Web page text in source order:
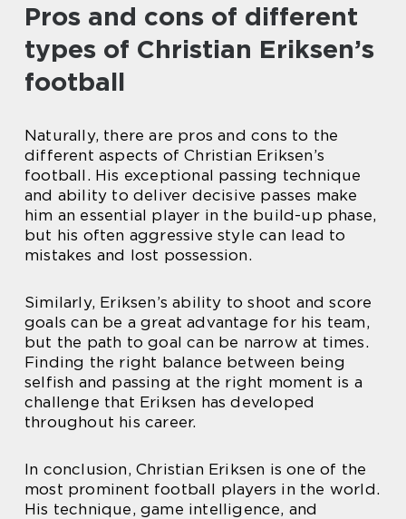
Pros and cons of different
types of Christian Eriksen’s
football
Naturally, there are pros and cons to the
different aspects of Christian Eriksen’s
football. His exceptional passing technique
and ability to deliver decisive passes make
him an essential player in the build-up phase,
but his often aggressive style can lead to
mistakes and lost possession.
Similarly, Eriksen’s ability to shoot and score
goals can be a great advantage for his team,
but the path to goal can be narrow at times.
Finding the right balance between being
selfish and passing at the right moment is a
challenge that Eriksen has developed
throughout his career.
In conclusion, Christian Eriksen is one of the
most prominent football players in the world.
His technique, game intelligence, and